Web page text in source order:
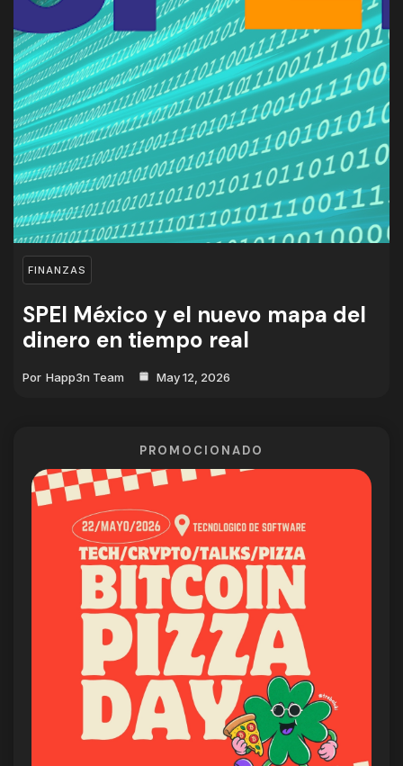
FINANZAS
SPEI México y el nuevo mapa del
dinero en tiempo real
Por Happ3n Team May 12, 2026
PROMOCIONADO